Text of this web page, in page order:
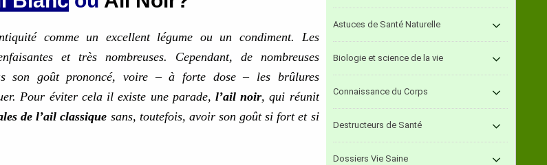
comme un excellent légume ou un condiment.
Les
et très nombreuses. Cependant, de nombreuses
son goût prononcé, voire – à forte dose – les brûlures
Pour éviter cela il existe une parade, l’ail noir, qui réunit
de l’ail classique sans, toutefois, avoir son goût si fort et si
Astuces de Santé Naturelle
Biologie et science de la vie
Connaissance du Corps
Destructeurs de Santé
Dossiers Vie Saine